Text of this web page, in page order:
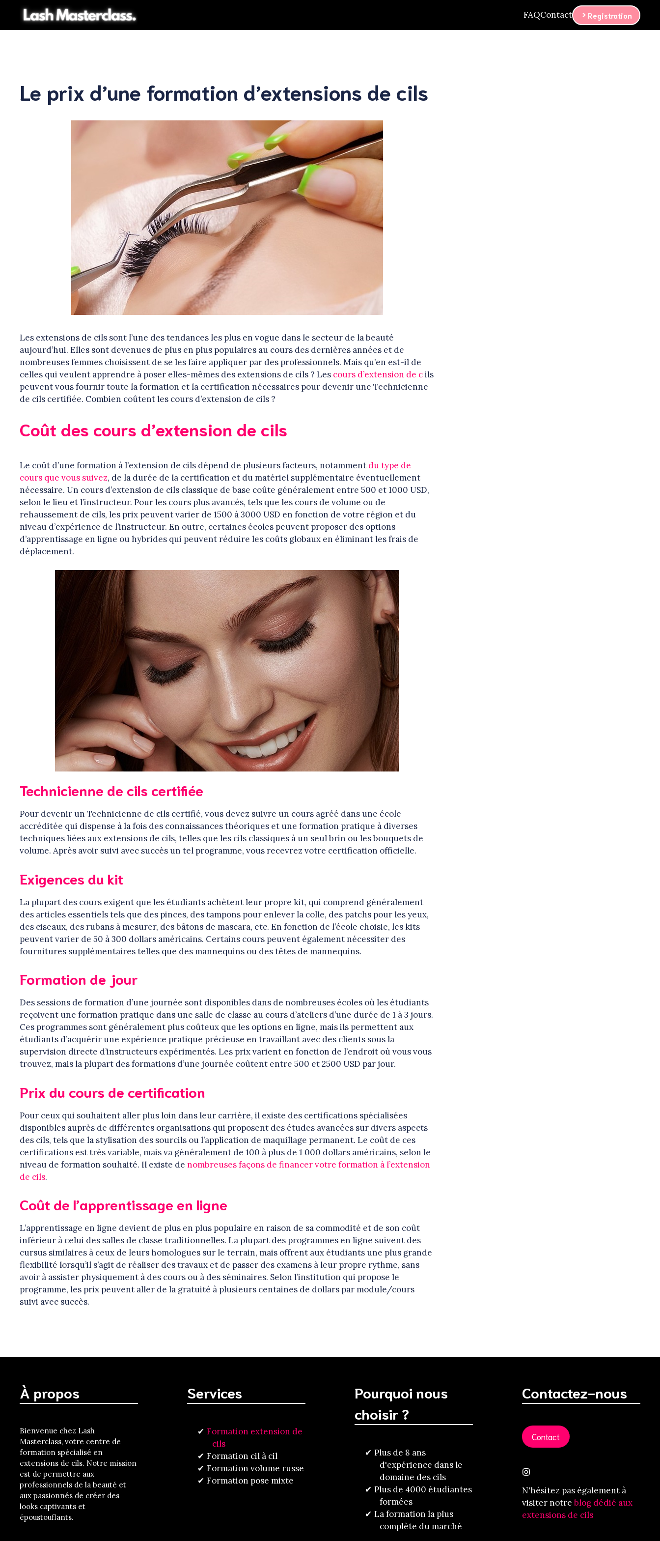
contenu
FAQContact Registration
Le prix d’une formation d’extensions de cils
Les extensions de cils sont l’une des tendances les plus en vogue dans le secteur de la beauté
aujourd’hui. Elles sont devenues de plus en plus populaires au cours des dernières années et de
nombreuses femmes choisissent de se les faire appliquer par des professionnels. Mais qu’en est-il de
celles qui veulent apprendre à poser elles-mêmes des extensions de cils ? Les cours d’extension de cils
peuvent vous fournir toute la formation et la certification nécessaires pour devenir une Technicienne
de cils certifiée. Combien coûtent les cours d’extension de cils ?
Coût des cours d’extension de cils
Le coût d’une formation à l’extension de cils dépend de plusieurs facteurs, notamment du type de
cours que vous suivez, de la durée de la certification et du matériel supplémentaire éventuellement
nécessaire. Un cours d’extension de cils classique de base coûte généralement entre 500 et 1000 USD,
selon le lieu et l’instructeur. Pour les cours plus avancés, tels que les cours de volume ou de
rehaussement de cils, les prix peuvent varier de 1500 à 3000 USD en fonction de votre région et du
niveau d’expérience de l’instructeur. En outre, certaines écoles peuvent proposer des options
d’apprentissage en ligne ou hybrides qui peuvent réduire les coûts globaux en éliminant les frais de
déplacement.
Technicienne de cils certifiée
Pour devenir un Technicienne de cils certifié, vous devez suivre un cours agréé dans une école
accréditée qui dispense à la fois des connaissances théoriques et une formation pratique à diverses
techniques liées aux extensions de cils, telles que les cils classiques à un seul brin ou les bouquets de
volume. Après avoir suivi avec succès un tel programme, vous recevrez votre certification officielle.
Exigences du kit
La plupart des cours exigent que les étudiants achètent leur propre kit, qui comprend généralement
des articles essentiels tels que des pinces, des tampons pour enlever la colle, des patchs pour les yeux,
des ciseaux, des rubans à mesurer, des bâtons de mascara, etc. En fonction de l’école choisie, les kits
peuvent varier de 50 à 300 dollars américains. Certains cours peuvent également nécessiter des
fournitures supplémentaires telles que des mannequins ou des têtes de mannequins.
Formation de jour
Des sessions de formation d’une journée sont disponibles dans de nombreuses écoles où les étudiants
reçoivent une formation pratique dans une salle de classe au cours d’ateliers d’une durée de 1 à 3 jours.
Ces programmes sont généralement plus coûteux que les options en ligne, mais ils permettent aux
étudiants d’acquérir une expérience pratique précieuse en travaillant avec des clients sous la
supervision directe d’instructeurs expérimentés. Les prix varient en fonction de l’endroit où vous vous
trouvez, mais la plupart des formations d’une journée coûtent entre 500 et 2500 USD par jour.
Prix du cours de certification
Pour ceux qui souhaitent aller plus loin dans leur carrière, il existe des certifications spécialisées
disponibles auprès de différentes organisations qui proposent des études avancées sur divers aspects
des cils, tels que la stylisation des sourcils ou l’application de maquillage permanent. Le coût de ces
certifications est très variable, mais va généralement de 100 à plus de 1 000 dollars américains, selon le
niveau de formation souhaité. Il existe de nombreuses façons de financer votre formation à l’extension
de cils.
Coût de l’apprentissage en ligne
L’apprentissage en ligne devient de plus en plus populaire en raison de sa commodité et de son coût
inférieur à celui des salles de classe traditionnelles. La plupart des programmes en ligne suivent des
cursus similaires à ceux de leurs homologues sur le terrain, mais offrent aux étudiants une plus grande
flexibilité lorsqu’il s’agit de réaliser des travaux et de passer des examens à leur propre rythme, sans
avoir à assister physiquement à des cours ou à des séminaires. Selon l’institution qui propose le
programme, les prix peuvent aller de la gratuité à plusieurs centaines de dollars par module/cours
suivi avec succès.
À propos
Bienvenue chez Lash
Masterclass, votre centre de
formation spécialisé en
extensions de cils. Notre mission
est de permettre aux
professionnels de la beauté et
aux passionnés de créer des
looks captivants et
époustouflants.
Services
Formation extension de
cils
Formation cil à cil
Formation volume russe
Formation pose mixte
Pourquoi nous
choisir ?
Plus de 8 ans
d'expérience dans le
domaine des cils
Plus de 4000 étudiantes
formées
La formation la plus
complète du marché
Contactez-nous
Contact
N'hésitez pas également à
visiter notreblog dédié aux
extensions de cils